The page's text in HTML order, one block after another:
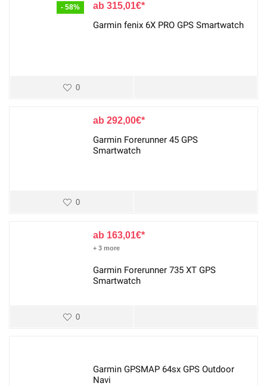
- 58% 315,01€
Garmin fenix 6X PRO GPS Smartwatch
0
292,00€
Garmin Forerunner 45 GPS
Smartwatch
0
163,01€
+ 3 more
Garmin Forerunner 735 XT GPS
Smartwatch
0
Garmin GPSMAP 64sx GPS Outdoor
Navi